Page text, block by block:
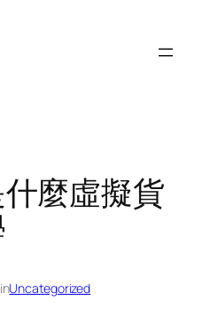
麼虛擬貨
inUncategorized